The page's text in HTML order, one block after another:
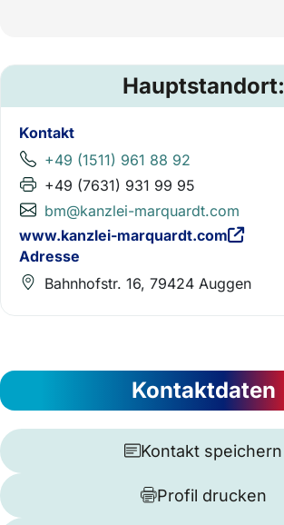
Hauptstandort:
Kontakt
+49 (1511) 961 88 92
+49 (7631) 931 99 95
bm@kanzlei-marquardt.com
www.kanzlei-marquardt.com
Adresse
Bahnhofstr. 16, 79424 Auggen
Kontaktdaten
Kontakt speichern
Profil drucken